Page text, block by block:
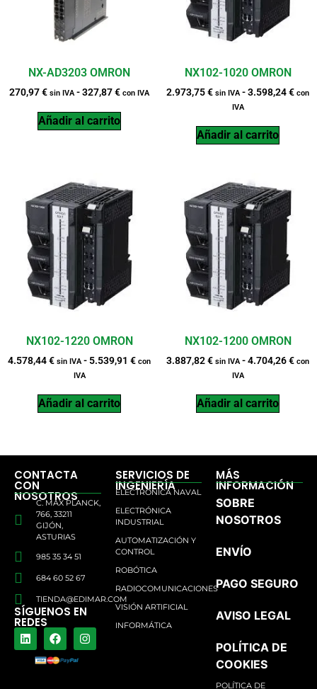
NX-AD3203 OMRON
270,97€ sin IVA-327,87€ con IVA
Añadir al carrito
NX102-1020 OMRON
2.973,75€ sin IVA-3.598,24€ con
IVA
Añadir al carrito
NX102-1220 OMRON
4.578,44€ sin IVA - 5.539,91 € con
IVA
Añadir al carrito
NX102-1200 OMRON
3.887,82€ sin IVA -4.704,26€ con
IVA
Añadir al carrito
CONTACTA
CON
NOSOTROS
C. MAX PLANCK,
766, 33211
GIJÓN,
ASTURIAS
985 35 34 51
684 60 52 67
TIENDA@EDIMAR.COM
SÍGUENOS EN
REDES
SERVICIOS DE
INGENIERÍA
ELECTRÓNICA NAVAL
ELECTRÓNICA
INDUSTRIAL
AUTOMATIZACIÓN Y
CONTROL
ROBÓTICA
RADIOCOMUNICACIONES
VISIÓN ARTIFICIAL
INFORMÁTICA
MÁS
INFORMACIÓN
SOBRE
NOSOTROS
ENVÍO
PAGO SEGURO
AVISO LEGAL
POLÍTICA DE
COOKIES
POLÍTICA DE